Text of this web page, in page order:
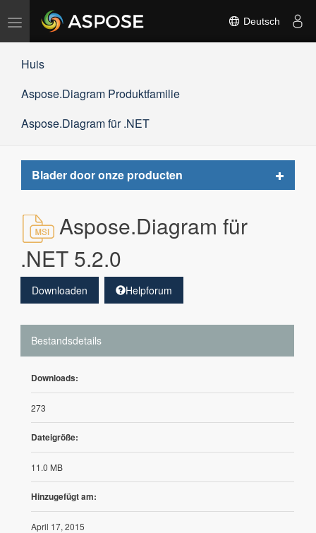
Navigation
umschalten
Deutsch
Huis
Aspose.Diagram Produktfamilie
Aspose.Diagram für .NET
Blader door onze producten
Toggle
Aspose.Diagram für
.NET 5.2.0
Downloaden Helpforum
Bestandsdetails
Downloads:
273
Dateigröße:
11.0 MB
Hinzugefügt am:
April 17, 2015